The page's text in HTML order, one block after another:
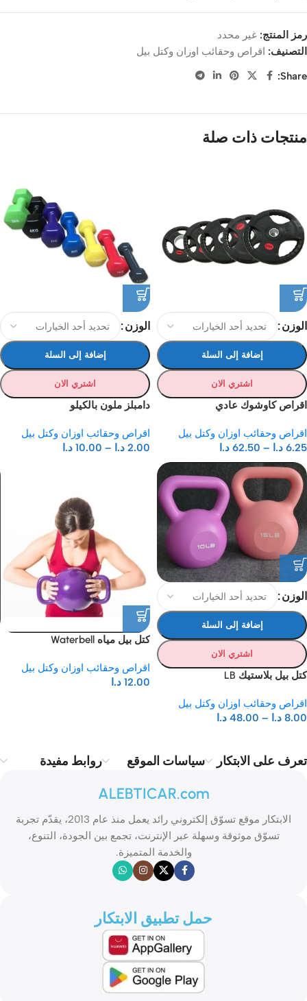
رمز المنتج: غير محدد
التصنيف: اقراص وحقائب اوزان وكتل بيل
Share:
منتجات ذات صلة
الوزن
إضافة إلى السلة
اشتري الان
اقراص كاوشوك عادي
اقراص وحقائب اوزان وكتل بيل
6.25 د.ا –
62.50 د.ا
الوزن
إضافة إلى السلة
اشتري الان
دامبلز ملون بالكيلو
اقراص وحقائب اوزان وكتل بيل
2.00 د.ا –
10.00 د.ا
الوزن
إضافة إلى السلة
اشتري الان
كتل بيل بلاستيك LB
اقراص وحقائب اوزان وكتل بيل
8.00 د.ا –
48.00 د.ا
كتل بيل مياه Waterbell
اقراص وحقائب اوزان وكتل بيل
12.00 د.ا
تعرف على الابتكار سياسات الموقع روابط مفيدة
ALEBTICAR.com
الابتكار موقع تسوّق إلكتروني رائد يعمل منذ عام 2013، يقدّم تجربة
تسوّق موثوقة وسهلة عبر الإنترنت، تجمع بين الجودة، التنوع،
والخدمة المتميزة.
حمل تطبيق الابتكار